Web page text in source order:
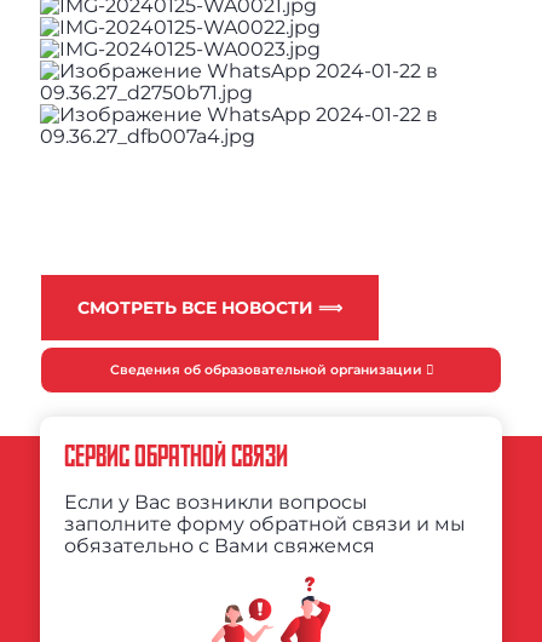
СМОТРЕТЬ ВСЕ НОВОСТИ ⟹
Сведения об образовательной организации
СЕРВИС ОБРАТНОЙ СВЯЗИ
Если у Вас возникли вопросы
заполните форму обратной связи и мы
обязательно с Вами свяжемся